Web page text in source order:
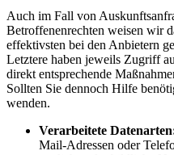
Auch im Fall von
Betroffenenrechten weisen wir
effektivsten bei den Anbietern
Letztere haben jeweils Zugriff
direkt entsprechende
Sollten Sie dennoch Hilfe
wenden.
Verarbeitete
Mail-Adressen oder